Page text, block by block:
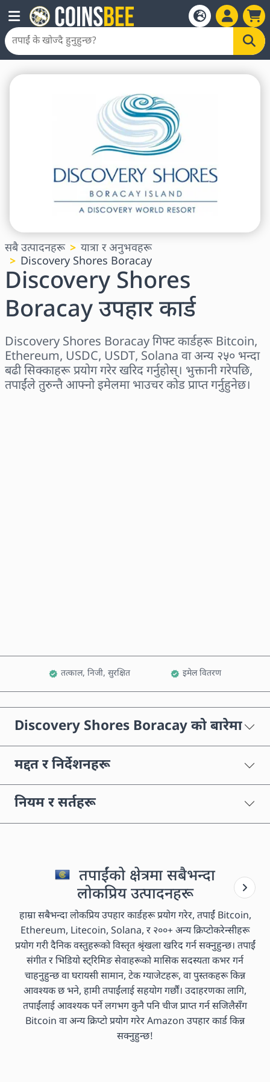
सबै उत्पादनहरू
यात्रा र अनुभवहरू
Discovery Shores Boracay
Discovery Shores
Boracay उपहार कार्ड
Discovery Shores Boracay गिफ्ट कार्डहरू Bitcoin,
Ethereum, USDC, USDT, Solana वा अन्य २५० भन्दा
बढी सिक्काहरू प्रयोग गरेर खरिद गर्नुहोस्। भुक्तानी गरेपछि,
तपाईंले तुरुन्तै आफ्नो इमेलमा भाउचर कोड प्राप्त गर्नुहुनेछ।
तत्काल, निजी, सुरक्षित इमेल वितरण
Discovery Shores Boracay को बारेमा
मद्दत र निर्देशनहरू
नियम र सर्तहरू
तपाईंको क्षेत्रमा सबैभन्दा
लोकप्रिय उत्पादनहरू
हाम्रा सबैभन्दा लोकप्रिय उपहार कार्डहरू प्रयोग गरेर, तपाईं Bitcoin,
Ethereum, Litecoin, Solana, र २००+ अन्य क्रिप्टोकरेन्सीहरू
प्रयोग गरी दैनिक वस्तुहरूको विस्तृत श्रृंखला खरिद गर्न सक्नुहुन्छ। तपाईं
संगीत र भिडियो स्ट्रिमिङ सेवाहरूको मासिक सदस्यता कभर गर्न
चाहनुहुन्छ वा घरायसी सामान, टेक ग्याजेटहरू, वा पुस्तकहरू किन्न
आवश्यक छ भने, हामी तपाईंलाई सहयोग गर्छौं। उदाहरणका लागि,
तपाईंलाई आवश्यक पर्ने लगभग कुनै पनि चीज प्राप्त गर्न सजिलैसँग
Bitcoin वा अन्य क्रिप्टो प्रयोग गरेर Amazon उपहार कार्ड किन्न
सक्नुहुन्छ!